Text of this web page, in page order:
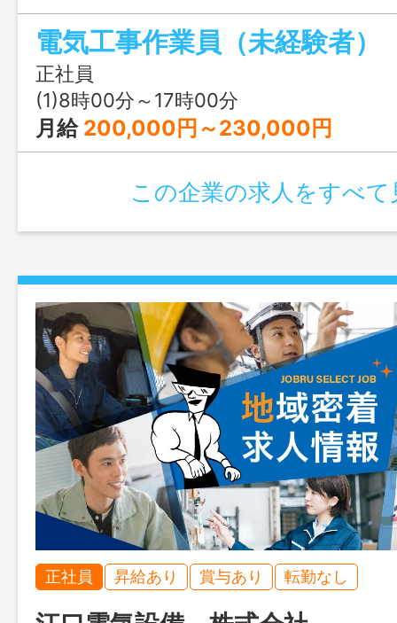
ックアップいたします ＊現場：大分県
県 ＊土日祝休み等、休日が充実し
変更範囲：変更なし ※応募には、ハロー
が必要です
電気工事作業員（未経験者）
正社員
(1)8時00分～17時00分
月給 200,000円～230,000円
この企業の求人をすべて
正社員 昇給あり 賞与あり 転勤なし